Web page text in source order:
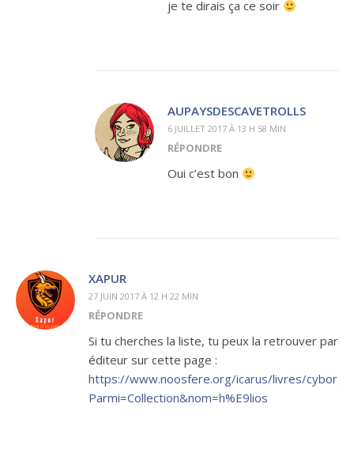
je te dirais ça ce soir
AUPAYSDESCAVETROLLS
6 JUILLET 2017 À 13 H 58 MIN
RÉPONDRE
Oui c’est bon
XAPUR
27 JUIN 2017 À 12 H 22 MIN
RÉPONDRE
Si tu cherches la liste, tu peux la retrouver par
éditeur sur cette page :
https://www.noosfere.org/icarus/livres/
Parmi=Collection&nom=h%E9lios